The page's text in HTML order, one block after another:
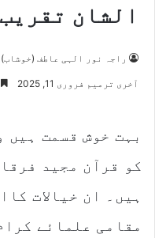
الشان تقریب
راجہ نور الہی عاطف (خوشاب)
آخری ترمیم فروری 11, 2025
بہت خوش قسمت ہیں
کو قرآن مجید
ہیں۔ ان خیالات
مقامی علمائے